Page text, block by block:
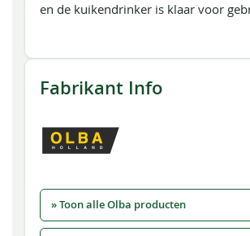
en de kuikendrinker is klaar voor
Fabrikant Info
» Toon alle Olba producten